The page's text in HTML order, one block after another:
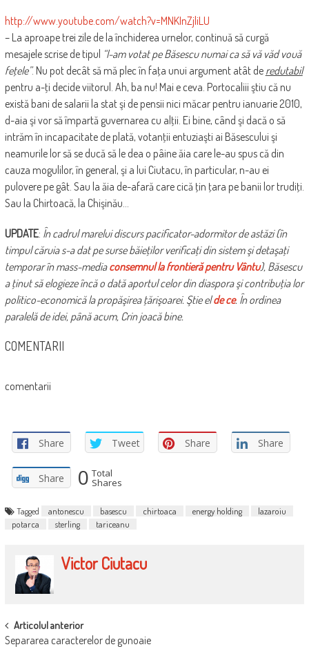
http://www.youtube.com/watch?v=MNKInZjliLU
– La aproape trei zile de la închiderea urnelor, continuă să curgă
mesajele scrise de tipul “l-am votat pe Băsescu numai ca să vă văd vouă
feţele”. Nu pot decât să mă plec în faţa unui argument atât de redutabil
pentru a-ţi decide viitorul. Ah, ba nu! Mai e ceva. Portocaliii ştiu că nu
există bani de salarii la stat şi de pensii nici măcar pentru ianuarie 2010,
d-aia şi vor să împartă guvernarea cu alţii. Ei bine, când şi dacă o să
intrăm în incapacitate de plată, votanţii entuziaşti ai Băsescului şi
neamurile lor să se ducă să le dea o pâine ăia care le-au spus că din
cauza mogulilor, în general, şi a lui Ciutacu, în particular, n-au ei
pulovere pe gât. Sau la ăia de-afară care cică ţin ţara pe banii lor trudiţi.
Sau la Chirtoacă, la Chişinău…
UPDATE: În cadrul marelui discurs pacificator-adormitor de astăzi (în
timpul căruia s-a dat pe surse băieţilor verificaţi din sistem şi detaşaţi
temporar în mass-mediaconsemnul la frontieră pentru Vântu), Băsescu
a ţinut să elogieze încă o dată aportul celor din diaspora şi contribuţia lor
politico-economică la propăşirea ţărişoarei. Ştie elde ce. În ordinea
paralelă de idei, până acum, Crin joacă bine.
COMENTARII
comentarii
Share Tweet Share Share
Share 0 Total
Shares
Tagged antonescu basescu chirtoaca energy holding
lazaroiu
potarca
sterling tariceanu
Victor Ciutacu
POST
Articolul anterior
Separarea caracterelor de gunoaie